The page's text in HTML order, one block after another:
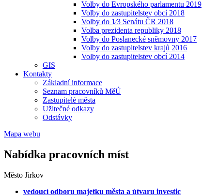
Volby do Evropského parlamentu 2019
Volby do zastupitelstev obcí 2018
Volby do 1⁄3 Senátu ČR 2018
Volba prezidenta republiky 2018
Volby do Poslanecké sněmovny 2017
Volby do zastupitelstev krajů 2016
Volby do zastupitelstev obcí 2014
GIS
Kontakty
Základní informace
Seznam pracovníků MěÚ
Zastupitelé města
Užitečné odkazy
Odstávky
Mapa webu
Nabídka pracovních míst
Město Jirkov
vedoucí odboru majetku města a útvaru investic